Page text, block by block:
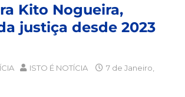
Kito Nogueira,
justiça desde 2023
ISTO É NOTÍCIA
7 de Janeiro,